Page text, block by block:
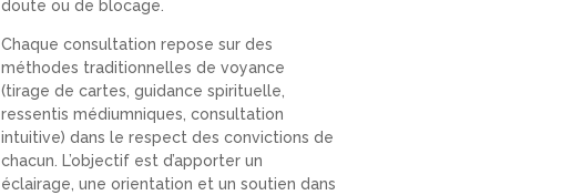
doute ou de blocage.
Chaque consultation repose sur des
méthodes traditionnelles de voyance
(tirage de cartes, guidance spirituelle,
ressentis médiumniques, consultation
intuitive) dans le respect des convictions de
chacun. L’objectif est d’apporter un
éclairage, une orientation et un soutien dans